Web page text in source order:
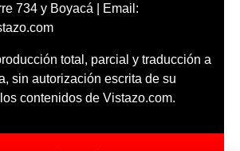
734 y Boyacá | Email:
total, parcial y traducción a
sin autorización escrita de su
contenidos de Vistazo.com.